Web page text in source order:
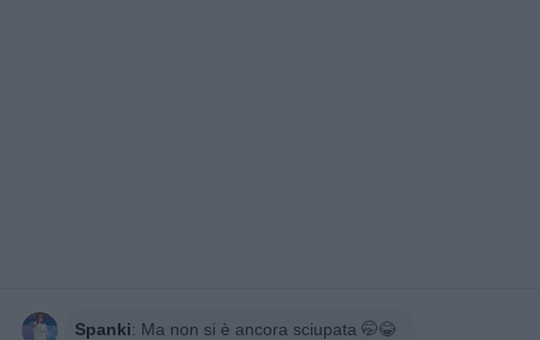
Spanki: Ma non si è ancora sciupata 🤭😂